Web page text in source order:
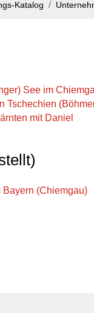
Katalog
See im
Tschechien
mit Daniel
(Chiemgau)